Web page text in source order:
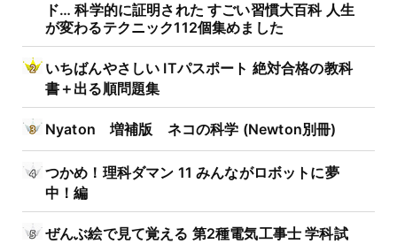
ド… 科学的に証明された すごい習慣大百科 人生
が変わるテクニック112個集めました
いちばんやさしい ITパスポート 絶対合格の教科
書＋出る順問題集
Nyaton 増補版 ネコの科学 (Newton別冊)
つかめ！理科ダマン 11 みんながロボットに夢
中！編
ぜんぶ絵で見て覚える 第2種電気工事士 学科試